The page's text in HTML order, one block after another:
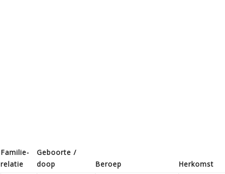
Familie­
relatie
Geboorte /
doop
Beroep Herkomst